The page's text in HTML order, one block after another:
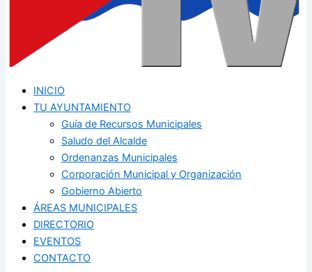
INICIO
TU AYUNTAMIENTO
Guía de Recursos Municipales
Saludo del Alcalde
Ordenanzas Municipales
Corporación Municipal y Organización
Gobierno Abierto
ÁREAS MUNICIPALES
DIRECTORIO
EVENTOS
CONTACTO